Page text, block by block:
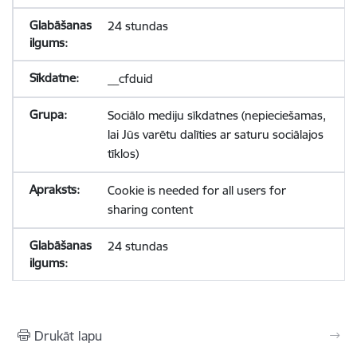
24 stundas
__cfduid
Sociālo mediju sīkdatnes (nepieciešamas,
lai Jūs varētu dalīties ar saturu sociālajos
tīklos)
Cookie is needed for all users for
sharing content
24 stundas
Drukāt lapu